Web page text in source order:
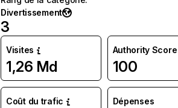
Divertissement
3
Visites
1,26 Md
Authority Score
100
Coût du trafic
Dépenses